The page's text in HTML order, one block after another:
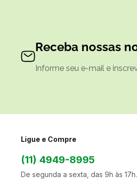
Receba nossas
Informe seu e-mail e
Ligue e Compre
(11) 4949-8995
De segunda a sexta, das 9h às 17h.